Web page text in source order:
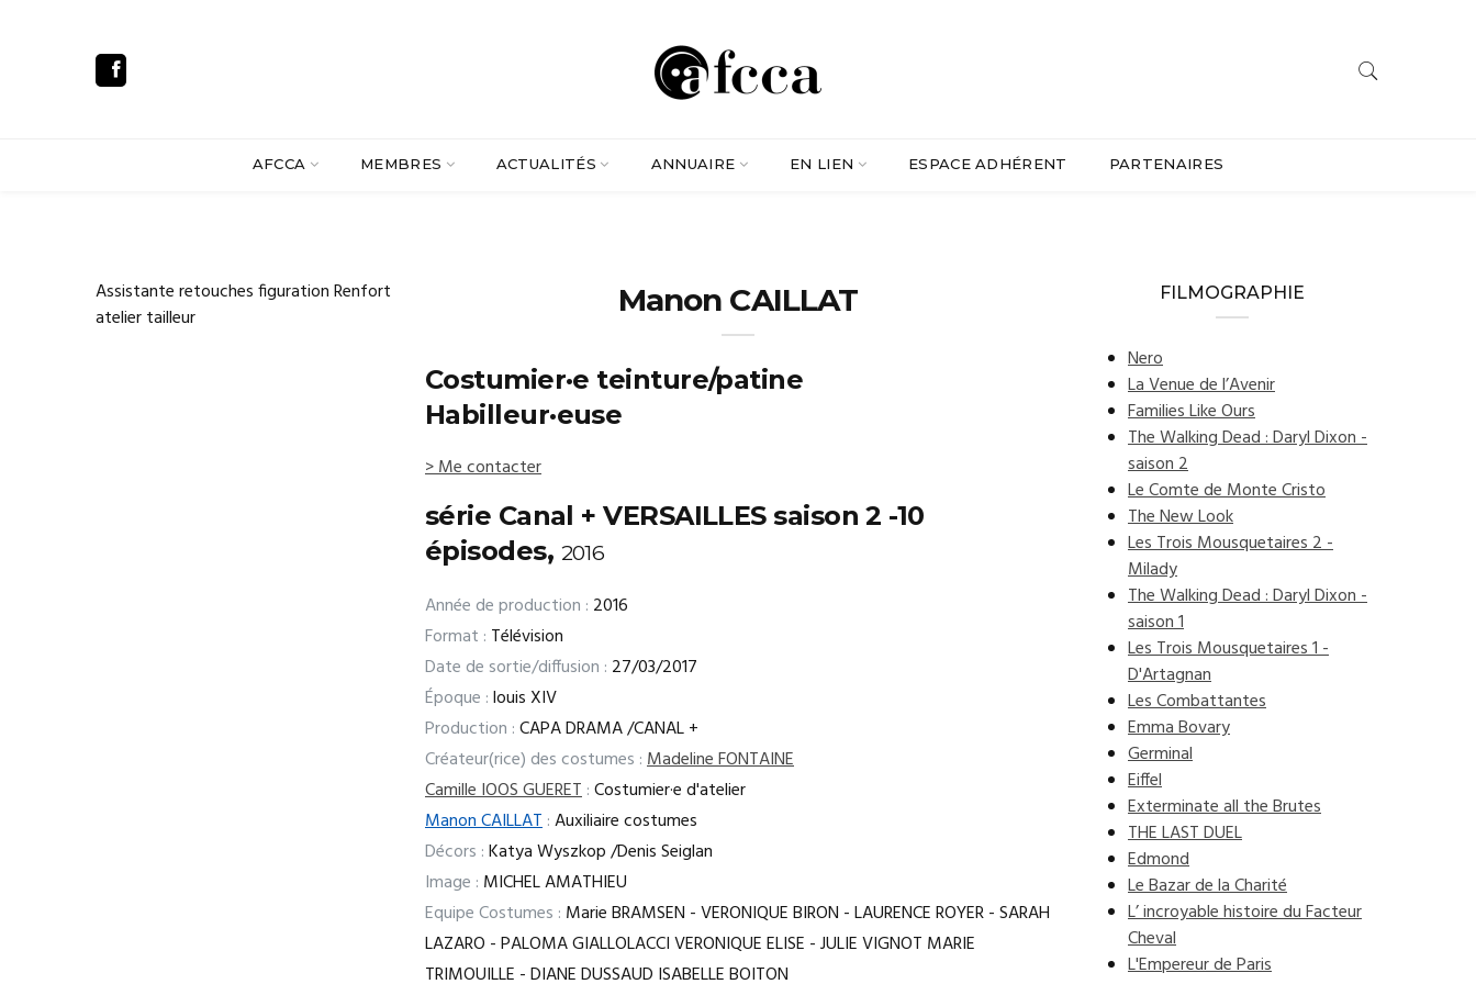
AFCCA MEMBRES ACTUALITÉS ANNUAIRE EN LIEN ESPACE ADHÉRENT PARTENAIRES
Manon CAILLAT
Costumier·e teinture/patine
Habilleur·euse
> Me contacter
série Canal + VERSAILLES saison 2 -10
épisodes, 2016
Année de production : 2016
Format : Télévision
Date de sortie/diffusion : 27/03/2017
Époque :louis XIV
Production :CAPA DRAMA /CANAL +
Créateur(rice) des costumes :Madeline FONTAINE
Camille IOOS GUERET:Costumier·e d'atelier
Manon CAILLAT:Auxiliaire costumes
Décors :Katya Wyszkop /Denis Seiglan
Image : MICHEL AMATHIEU
Equipe Costumes : Marie BRAMSEN - VERONIQUE BIRON - LAURENCE ROYER - SARAH
LAZARO - PALOMA GIALLOLACCI VERONIQUE ELISE - JULIE VIGNOT MARIE
TRIMOUILLE - DIANE DUSSAUD ISABELLE BOITON
Assistante retouches figuration Renfort
atelier tailleur
FILMOGRAPHIE
Nero
La Venue de l’Avenir
Families Like Ours
The Walking Dead : Daryl Dixon -
saison 2
Le Comte de Monte Cristo
The New Look
Les Trois Mousquetaires 2 -
Milady
The Walking Dead : Daryl Dixon -
saison 1
Les Trois Mousquetaires 1 -
D'Artagnan
Les Combattantes
Emma Bovary
Germinal
Eiffel
Exterminate all the Brutes
THE LAST DUEL
Edmond
Le Bazar de la Charité
L’ incroyable histoire du Facteur
Cheval
L'Empereur de Paris